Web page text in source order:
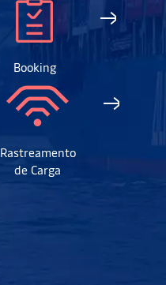
Booking
Rastreamento
de Carga